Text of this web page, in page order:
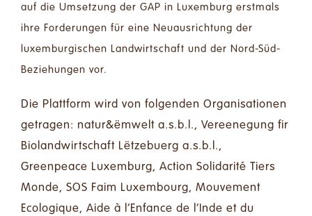
auf die Umsetzung der GAP in Luxemburg erstmals
ihre Forderungen für eine Neuausrichtung der
luxemburgischen Landwirtschaft und der Nord-Süd-
Beziehungen vor.
Die Plattform wird von folgenden Organisationen
getragen: natur&ëmwelt a.s.b.l., Vereenegung fir
Biolandwirtschaft Lëtzebuerg a.s.b.l.,
Greenpeace Luxemburg, Action Solidarité Tiers
Monde, SOS Faim Luxembourg, Mouvement
Ecologique, Aide à l‘Enfance de l‘Inde et du